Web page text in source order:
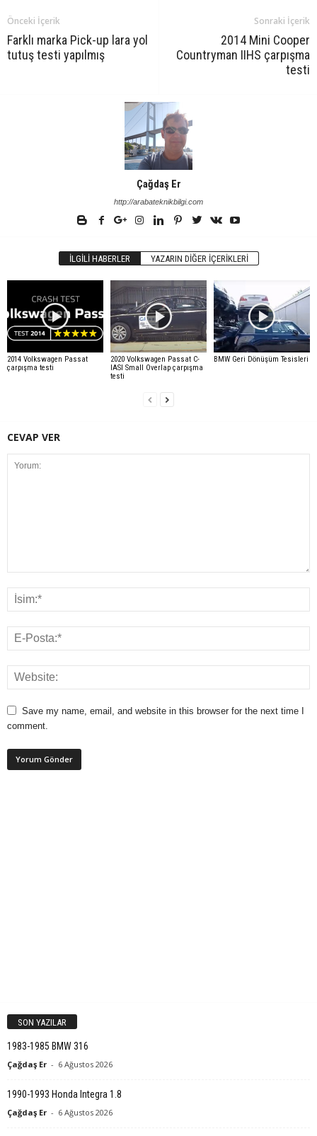
Önceki İçerik
Farklı marka Pick-up lara yol
tutuş testi yapılmış
Sonraki İçerik
2014 Mini Cooper
Countryman IIHS çarpışma
testi
Çağdaş Er
http://arabateknikbilgi.com
İLGILI HABERLER YAZARIN DIĞER İÇERIKLERI
2014 Volkswagen Passat
çarpışma testi
2020 Volkswagen Passat C-
IASI Small Overlap çarpışma
testi
BMW Geri Dönüşüm Tesisleri
CEVAP VER
Save my name, email, and website in this browser for the next time I
comment.
SON YAZILAR
1983-1985 BMW 316
Çağdaş Er - 6 Ağustos 2026
1990-1993 Honda Integra 1.8
Çağdaş Er - 6 Ağustos 2026